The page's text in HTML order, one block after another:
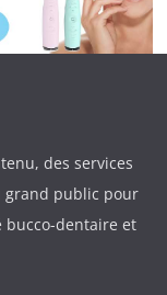
des services
grand public pour
bucco-dentaire et